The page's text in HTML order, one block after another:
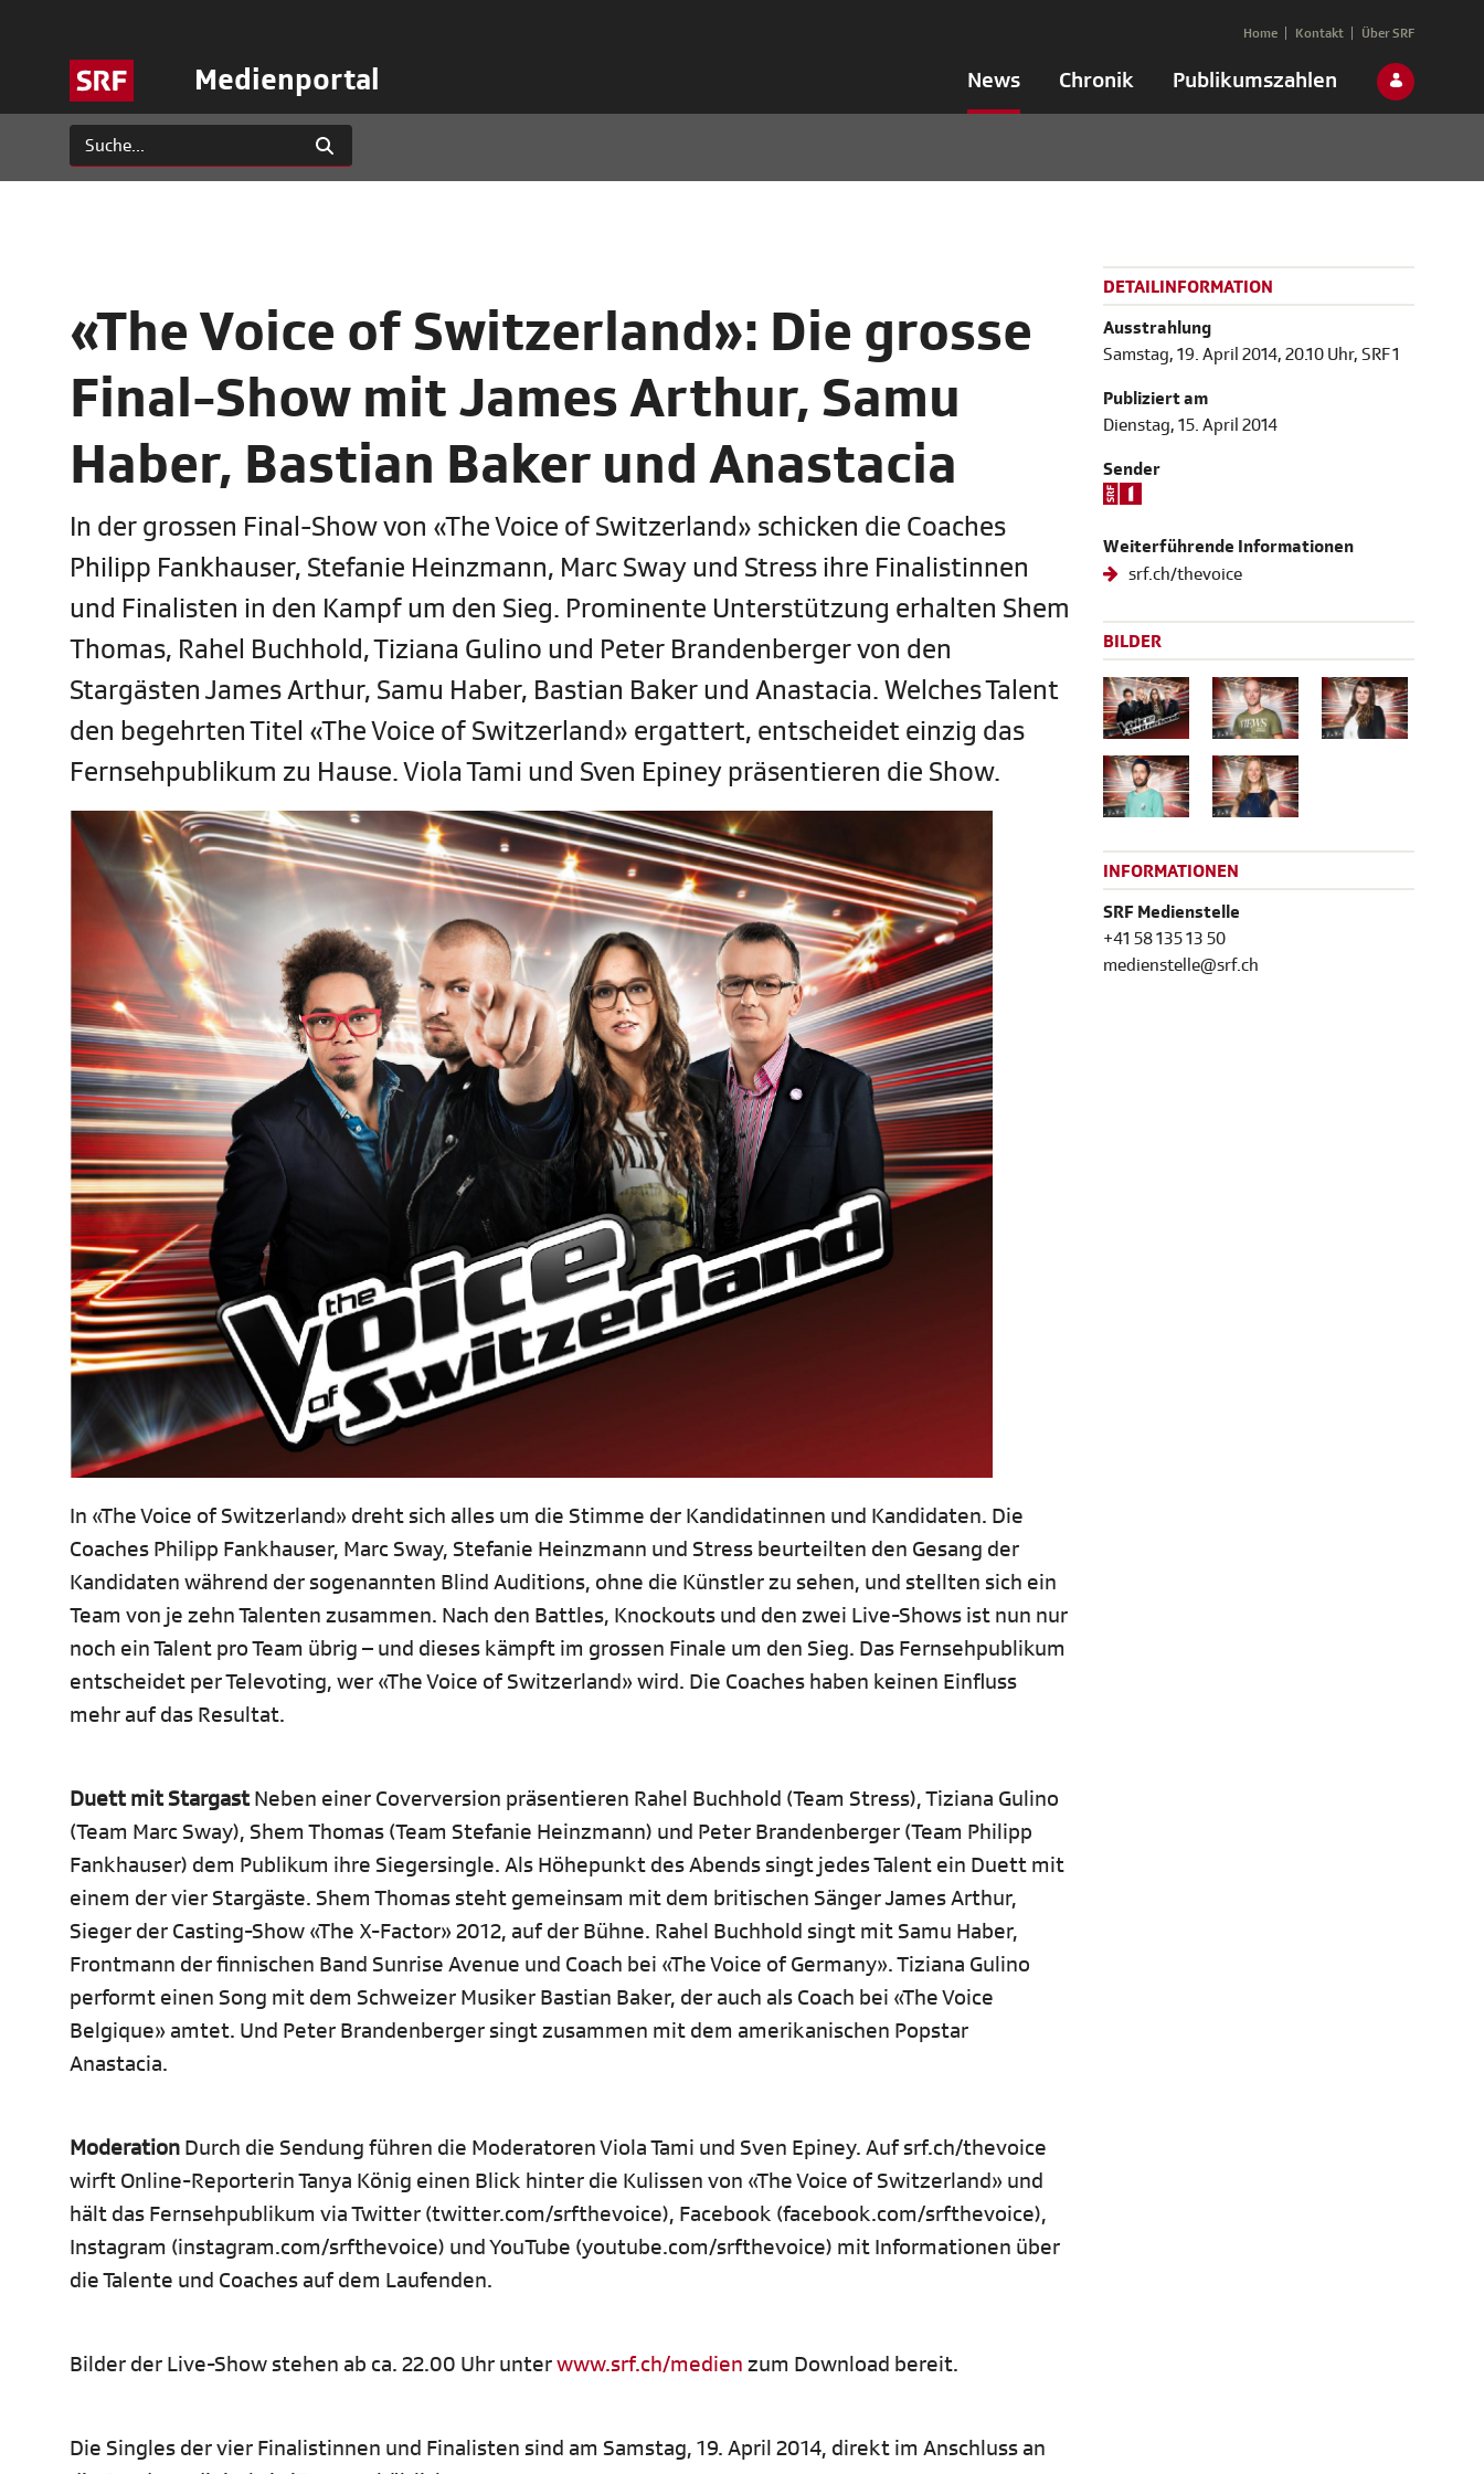
Medienportal News Chronik Publikumszahlen
Home Kontakt Über SRF
«The Voice of Switzerland»: Die grosse
Final-Show mit James Arthur, Samu
Haber, Bastian Baker und Anastacia
In der grossen Final-Show von «The Voice of Switzerland» schicken die Coaches
Philipp Fankhauser, Stefanie Heinzmann, Marc Sway und Stress ihre Finalistinnen
und Finalisten in den Kampf um den Sieg. Prominente Unterstützung erhalten Shem
Thomas, Rahel Buchhold, Tiziana Gulino und Peter Brandenberger von den
Stargästen James Arthur, Samu Haber, Bastian Baker und Anastacia. Welches Talent
den begehrten Titel «The Voice of Switzerland» ergattert, entscheidet einzig das
Fernsehpublikum zu Hause. Viola Tami und Sven Epiney präsentieren die Show.
In «The Voice of Switzerland» dreht sich alles um die Stimme der Kandidatinnen und Kandidaten. Die
Coaches Philipp Fankhauser, Marc Sway, Stefanie Heinzmann und Stress beurteilten den Gesang der
Kandidaten während der sogenannten Blind Auditions, ohne die Künstler zu sehen, und stellten sich ein
Team von je zehn Talenten zusammen. Nach den Battles, Knockouts und den zwei Live-Shows ist nun nur
noch ein Talent pro Team übrig – und dieses kämpft im grossen Finale um den Sieg. Das Fernsehpublikum
entscheidet per Televoting, wer «The Voice of Switzerland» wird. Die Coaches haben keinen Einfluss
mehr auf das Resultat.
Duett mit StargastNeben einer Coverversion präsentieren Rahel Buchhold (Team Stress), Tiziana Gulino
(Team Marc Sway), Shem Thomas (Team Stefanie Heinzmann) und Peter Brandenberger (Team Philipp
Fankhauser) dem Publikum ihre Siegersingle. Als Höhepunkt des Abends singt jedes Talent ein Duett mit
einem der vier Stargäste. Shem Thomas steht gemeinsam mit dem britischen Sänger James Arthur,
Sieger der Casting-Show «The X-Factor» 2012, auf der Bühne. Rahel Buchhold singt mit Samu Haber,
Frontmann der finnischen Band Sunrise Avenue und Coach bei «The Voice of Germany». Tiziana Gulino
performt einen Song mit dem Schweizer Musiker Bastian Baker, der auch als Coach bei «The Voice
Belgique» amtet. Und Peter Brandenberger singt zusammen mit dem amerikanischen Popstar
Anastacia.
Moderation Durch die Sendung führen die Moderatoren Viola Tami und Sven Epiney. Auf srf.ch/thevoice
wirft Online-Reporterin Tanya König einen Blick hinter die Kulissen von «The Voice of Switzerland» und
hält das Fernsehpublikum via Twitter (twitter.com/srfthevoice), Facebook (facebook.com/srfthevoice),
Instagram (instagram.com/srfthevoice) und YouTube (youtube.com/srfthevoice) mit Informationen über
die Talente und Coaches auf dem Laufenden.
Bilder der Live-Show stehen ab ca. 22.00 Uhr unterwww.srf.ch/medien zum Download bereit.
Die Singles der vier Finalistinnen und Finalisten sind am Samstag, 19. April 2014, direkt im Anschluss an
DETAILINFORMATION
Ausstrahlung
Samstag, 19. April 2014, 20.10 Uhr, SRF 1
Publiziert am
Dienstag, 15. April 2014
Sender
Weiterführende Informationen
srf.ch/thevoice
BILDER
INFORMATIONEN
SRF Medienstelle
+41 58 135 13 50
medienstelle@srf.ch